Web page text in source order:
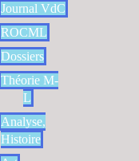
Journal VdC
ROCML
Dossiers
Théorie M-
L
Analyse,
Histoire